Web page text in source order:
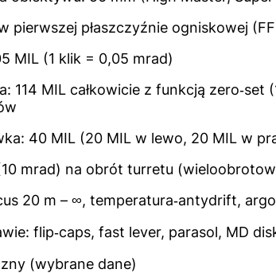
pierwszej płaszczyźnie ogniskowej
MIL (1 klik = 0,05 mrad)
114 MIL całkowicie z funkcją
40 MIL (20 MIL w lewo, 20 MIL w
mrad) na obrót turretu
20 m – ∞, temperatura‑antydrift,
flip‑caps, fast lever, parasol, MD
(wybrane dane)